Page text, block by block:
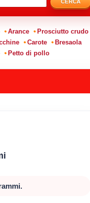
CERCA
Arance
Prosciutto crudo
Carote
Bresaola
Petto di pollo